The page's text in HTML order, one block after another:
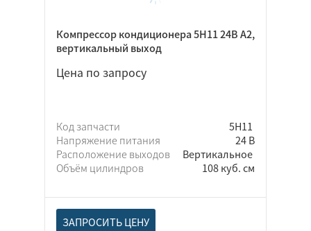
Компрессор кондиционера 5Н11 24В A2,
вертикальный выход
Цена по запросу
Код запчасти
5Н11
Напряжение питания
24 В
Расположение выходов
Вертикальное
Объём цилиндров
108 куб. см
ЗАПРОСИТЬ ЦЕНУ